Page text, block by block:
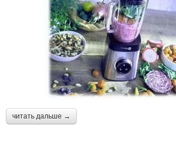
читать дальше →